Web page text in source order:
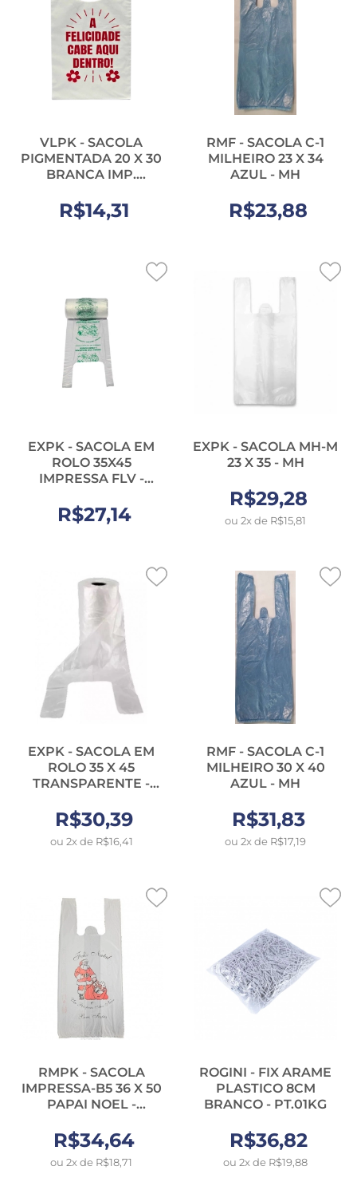
VLPK - SACOLA
PIGMENTADA 20 X 30
BRANCA IMP.
- PT.50UN
R$14,31
RMF - SACOLA C-1
MILHEIRO 23 X 34
AZUL - MH
R$23,88
EXPK - SACOLA EM
ROLO 35X45
IMPRESSA FLV -
R$27,14
EXPK - SACOLA MH-M
23 X 35 - MH
R$29,28
ou 2x de R$15,81
EXPK - SACOLA EM
ROLO 35 X 45
TRANSPARENTE -
R$30,39
ou 2x de R$16,41
RMF - SACOLA C-1
MILHEIRO 30 X 40
AZUL - MH
R$31,83
ou 2x de R$17,19
RMPK - SACOLA
IMPRESSA-B5 36 X 50
PAPAI NOEL -
R$34,64
ou 2x de R$18,71
ROGINI - FIX ARAME
PLASTICO 8CM
BRANCO - PT.01KG
R$36,82
ou 2x de R$19,88